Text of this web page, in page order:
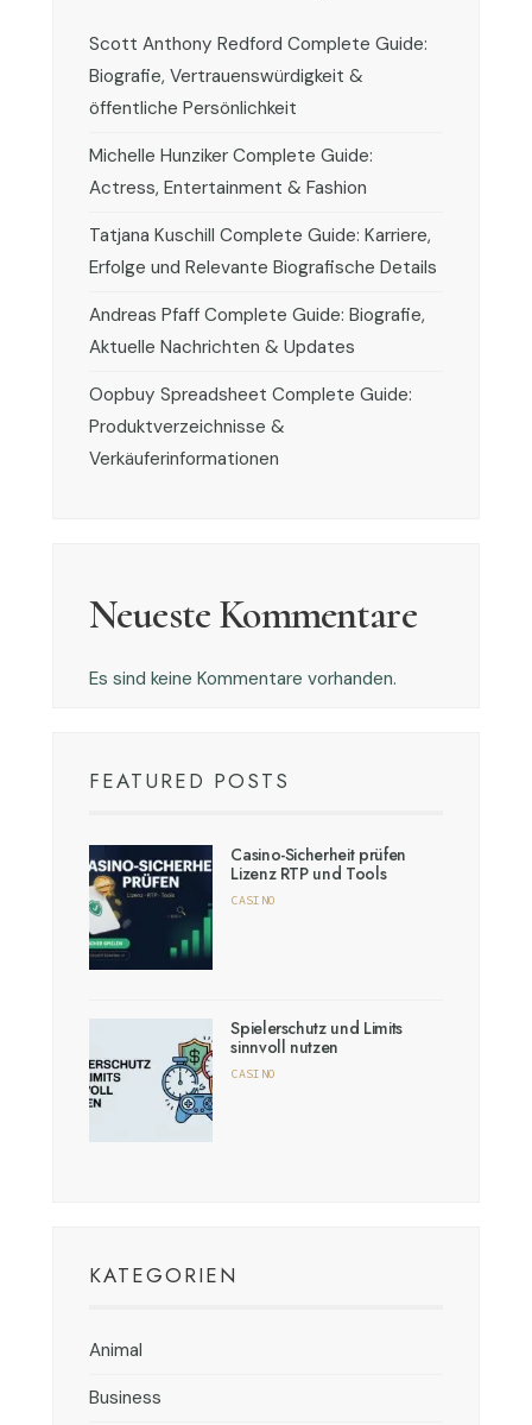
Scott Anthony Redford Complete Guide:
Biografie, Vertrauenswürdigkeit &
öffentliche Persönlichkeit
Michelle Hunziker Complete Guide:
Actress, Entertainment & Fashion
Tatjana Kuschill Complete Guide: Karriere,
Erfolge und Relevante Biografische Details
Andreas Pfaff Complete Guide: Biografie,
Aktuelle Nachrichten & Updates
Oopbuy Spreadsheet Complete Guide:
Produktverzeichnisse &
Verkäuferinformationen
Neueste Kommentare
Es sind keine Kommentare vorhanden.
FEATURED POSTS
Casino-Sicherheit prüfen
Lizenz RTP und Tools
CASINO
Spielerschutz und Limits
sinnvoll nutzen
CASINO
KATEGORIEN
Animal
Business